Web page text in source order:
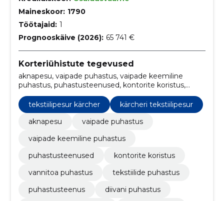
Maineskoor: 1790
Töötajaid: 1
Prognooskäive (2026): 65 741 €
Korteriühistute tegevused
aknapesu, vaipade puhastus, vaipade keemiline
puhastus, puhastusteenused, kontorite koristus,
puhastusteenus, diivani puhastus, põranda
süvapuhastus
tekstiilipesur kärcher
kärcheri tekstiilipesur
aknapesu
vaipade puhastus
vaipade keemiline puhastus
puhastusteenused
kontorite koristus
vannitoa puhastus
tekstiilide puhastus
puhastusteenus
diivani puhastus